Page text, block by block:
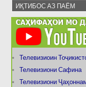
ИҚТИБОС АЗ ПАЁМ
Телевизиоин
Телевизиони Сафина
Телевизиони